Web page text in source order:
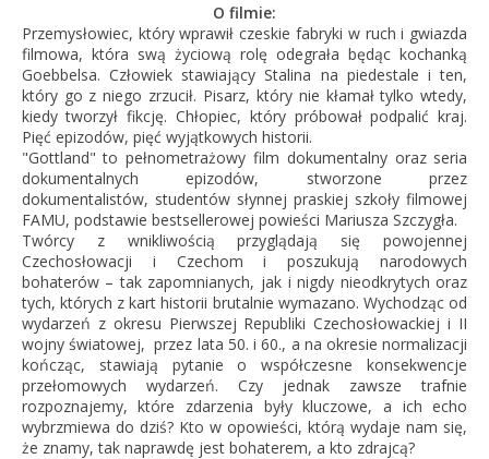
O filmie:
Przemysłowiec, który wprawił czeskie fabryki w ruch i gwiazda
filmowa, która swą życiową rolę odegrała będąc kochanką
Goebbelsa. Człowiek stawiający Stalina na piedestale i ten,
który go z niego zrzucił. Pisarz, który nie kłamał tylko wtedy,
kiedy tworzył fikcję. Chłopiec, który próbował podpalić kraj.
Pięć epizodów, pięć wyjątkowych historii.
"Gottland" to pełnometrażowy film dokumentalny oraz seria
dokumentalnych epizodów, stworzone przez
dokumentalistów, studentów słynnej praskiej szkoły filmowej
FAMU, podstawie bestsellerowej powieści Mariusza Szczygła.
Twórcy z wnikliwością przyglądają się powojennej
Czechosłowacji i Czechom i poszukują narodowych
bohaterów – tak zapomnianych, jak i nigdy nieodkrytych oraz
tych, których z kart historii brutalnie wymazano. Wychodząc od
wydarzeń z okresu Pierwszej Republiki Czechosłowackiej i II
wojny światowej, przez lata 50. i 60., a na okresie normalizacji
kończąc, stawiają pytanie o współczesne konsekwencje
przełomowych wydarzeń. Czy jednak zawsze trafnie
rozpoznajemy, które zdarzenia były kluczowe, a ich echo
wybrzmiewa do dziś? Kto w opowieści, którą wydaje nam się,
że znamy, tak naprawdę jest bohaterem, a kto zdrajcą?